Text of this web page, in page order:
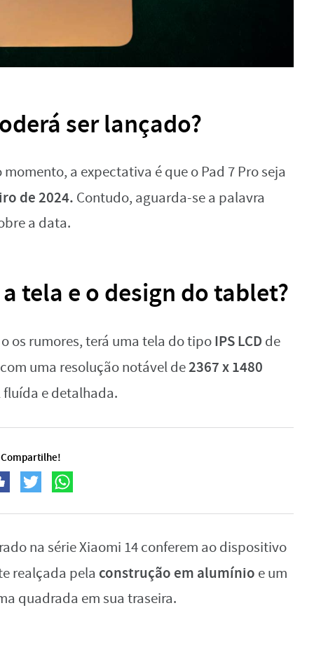
ser lançado?
a expectativa é que o Pad 7 Pro seja
de 2024. Contudo, aguarda-se a palavra
a data.
tela e o design do tablet?
os rumores, terá uma tela do tipoIPS LCD de
uma resolução notável de2367 x 1480
e detalhada.
Compartilhe!
na série Xiaomi 14 conferem ao dispositivo
realçada pela construção em alumínio e um
quadrada em sua traseira.